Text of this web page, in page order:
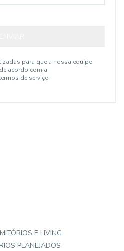
para que a nossa equipe
acordo com a
de serviço
E LIVING
PLANEJADOS